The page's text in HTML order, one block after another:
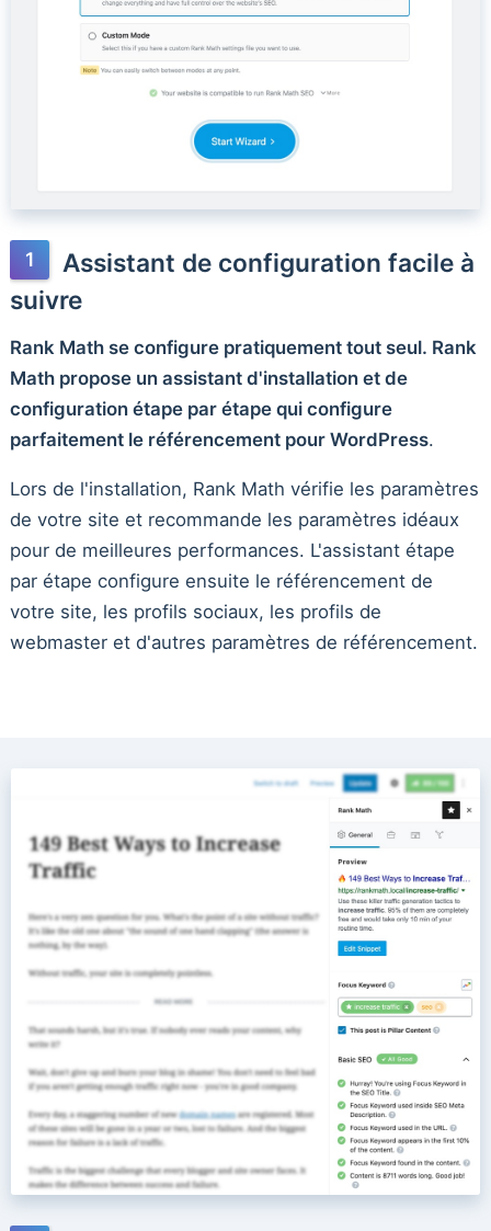
Assistant de configuration facile à
suivre
Rank Math se configure pratiquement tout seul. Rank
Math propose un assistant d'installation et de
configuration étape par étape qui configure
parfaitement le référencement pour WordPress.
Lors de l'installation, Rank Math vérifie les paramètres
de votre site et recommande les paramètres idéaux
pour de meilleures performances. L'assistant étape
par étape configure ensuite le référencement de
votre site, les profils sociaux, les profils de
webmaster et d'autres paramètres de référencement.